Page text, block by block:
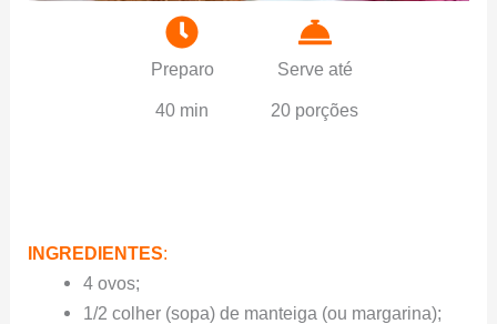
Preparo
40 min
Serve até
20 porções
INGREDIENTES:
4 ovos;
1/2 colher (sopa) de manteiga (ou margarina);